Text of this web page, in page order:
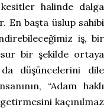
halinde dalga
En başta üslup sahibi
iş, bir
bir şekilde ortaya
düşüncelerini dile
“Adam haklı
kaçınılmaz